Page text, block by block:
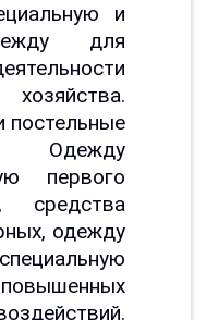
и
для
постельные
Одежду
первого
средства
одежду